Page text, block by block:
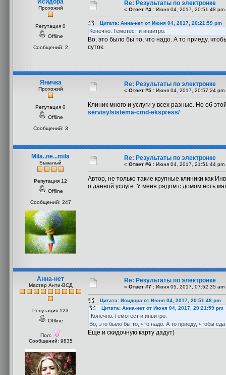
Исидора
Прохожий
Репутация 0
Offline
Сообщений: 2
Re: Результаты по электронке
« Ответ #4 : Июня 04, 2017, 20:51:48 pm
Цитата: Анна-нет от Июня 04, 2017, 20:21:59 pm
Конечно. Гемотест и инвитро.
Во, это было бы то, что надо. А то приеду,
суток.
Яничка
Прохожий
Репутация 0
Offline
Сообщений: 3
Re: Результаты по электронке
« Ответ #5 : Июня 04, 2017, 20:57:24 pm
Клиник много и услуги у всех разные. Но об
servisy/sistema-cmd-ekspress/
Mila..ne...mila
Бывалый
Репутация 12
Offline
Сообщений: 247
Re: Результаты по электронке
« Ответ #6 : Июня 04, 2017, 21:51:44 pm
Автор, не только такие крупные клиники как
о данной услуге. У меня рядом с домом есть
Анна-нет
Мастер Анти-ВСД
Репутация 123
Offline
Пол:
Сообщений: 9835
Re: Результаты по электронке
« Ответ #7 : Июня 05, 2017, 07:52:35 am
Цитата: Исидора от Июня 04, 2017, 20:51:48 pm
Цитата: Анна-нет от Июня 04, 2017, 20:21:59 pm
Конечно. Гемотест и инвитро.
Во, это было бы то, что надо. А то приеду, чтобы
Еще и скидочную карту дадут)